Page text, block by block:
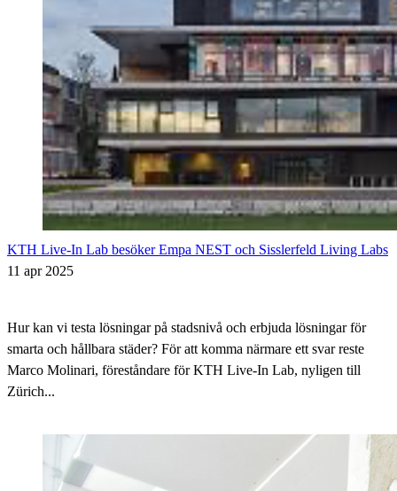
KTH Live-In Lab besöker Empa NEST och Sisslerfeld Living Labs
11 apr 2025
Hur kan vi testa lösningar på stadsnivå och erbjuda lösningar för
smarta och hållbara städer? För att komma närmare ett svar reste
Marco Molinari, föreståndare för KTH Live-In Lab, nyligen till
Zürich...